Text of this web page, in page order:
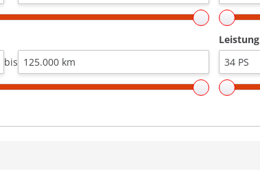
bis
Leistung